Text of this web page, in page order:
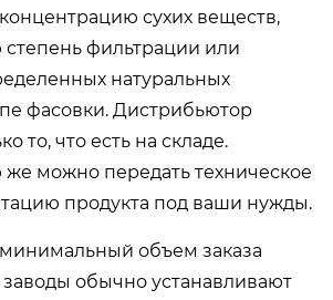
сухих веществ,
фильтрации или
натуральных
фасовки. Дистрибьютор
то, что есть на складе.
можно передать техническое
продукта под ваши нужды.
объем заказа
обычно устанавливают